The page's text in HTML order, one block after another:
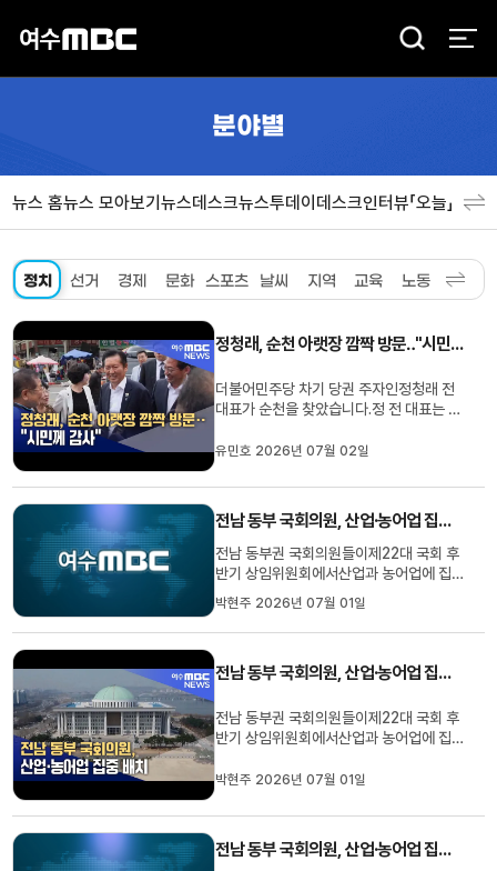
검
분야별
뉴스 홈뉴스 모아보기뉴스데스크뉴스투데이데스크인터뷰「오늘」 분야
정치 선거 경제 문화 스포츠 날씨 지역 교육 노동 환경
정청래, 순천 아랫장 깜짝 방문‥"시민께 감사"
더불어민주당 차기 당권 주자인정청래 전
대표가 순천을 찾았습니다.정 전 대표는 오
없이 순천 아랫장을 방문해손 시장의 당선
들었습니다.지난달 당 대표직을 사퇴한 정
전 대표는권리당원이 집중된 전남광주와
전북 등연일 호남 곳곳을 ...
유민호 2026년 07월 02일
전남 동부 국회의원, 산업·농어업 집중 배치
전남 동부권 국회의원들이제22대 국회 후
반기 상임위원회에서산업과 농어업에 집중
배치됐습니다.권향엽 의원은 서남권 반도
체 메가프로젝트와 인공지능 등을 다룰산
업통상자원 중소벤처기업위에 배정됐고,
도 이름을 올렸습니다.농림·축산·식품과 해
박현주 2026년 07월 01일
전남 동부 국회의원, 산업·농어업 집중 배치
전남 동부권 국회의원들이제22대 국회 후
반기 상임위원회에서산업과 농어업에 집중
체 메가프로젝트와 인공지능 등을 다룰산
정부 예산안 등을 심사하는예산결산특위에
도 이름을 올렸습니다.농림·축산·식품과 해
양·수산 분야의정책을 심의하는 ...
박현주 2026년 07월 01일
전남 동부 국회의원, 산업·농어업 집중 배치